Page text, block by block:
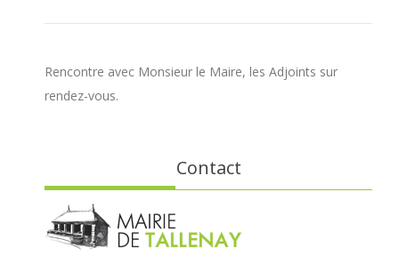
Rencontre avec Monsieur le Maire, les Adjoints sur
rendez-vous.
Contact